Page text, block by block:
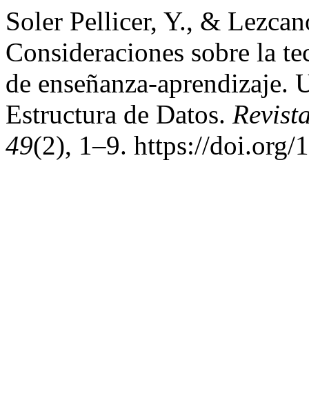
Soler Pellicer, Y., &
Consideraciones sobre la
de enseñanza-aprendizaje.
Estructura de Datos.
49(2), 1–9. https://doi.org/